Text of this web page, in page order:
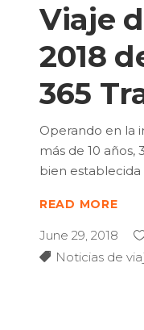
Viaje
2018
365
Operando en la
más de 10 años,
bien establecida
READ MORE
June 29, 2018
Noticias de